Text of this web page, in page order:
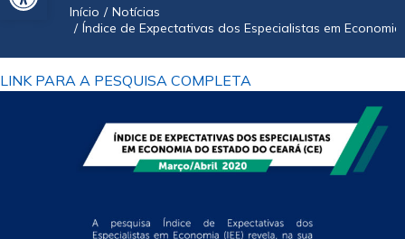
Você está aqui:
Início
Notícias
Índice de Expectativas dos Especialistas em
LINK PARA A PESQUISA COMPLETA